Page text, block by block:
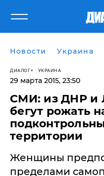
Новости Украина
ДИАЛОГ УКРАИНА
29 марта 2015, 23:50
СМИ: из ДНР
бегут рожать
территории
Женщины
пределами